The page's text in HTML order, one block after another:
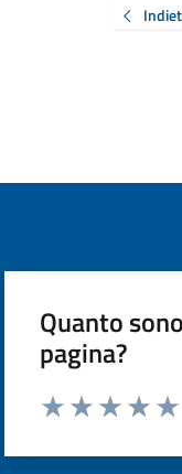
Quanto
pagina?
Valuta da 1 a 5 stelle